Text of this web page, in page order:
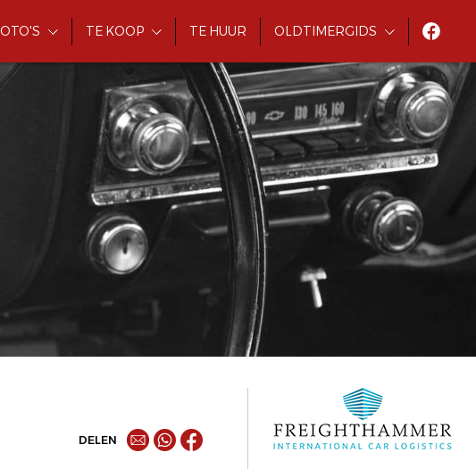
TE KOOP TE HUUR OLDTIMERGIDS
DELEN